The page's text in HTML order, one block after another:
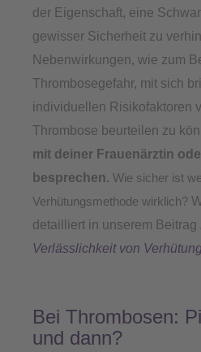
der Eigenschaft, eine
gewisser Sicherheit zu
Nebenwirkungen, wie zum
Thrombosegefahr, mit sich
individuellen Risikofaktoren
Thrombose beurteilen zu
mit deiner Frauenärztin
besprechen. Wie sicher ist
Verhütungsmethode wirklich?
detailliert in unserem Beitrag
Verlässlichkeit von
Bei Thrombosen:
und dann?